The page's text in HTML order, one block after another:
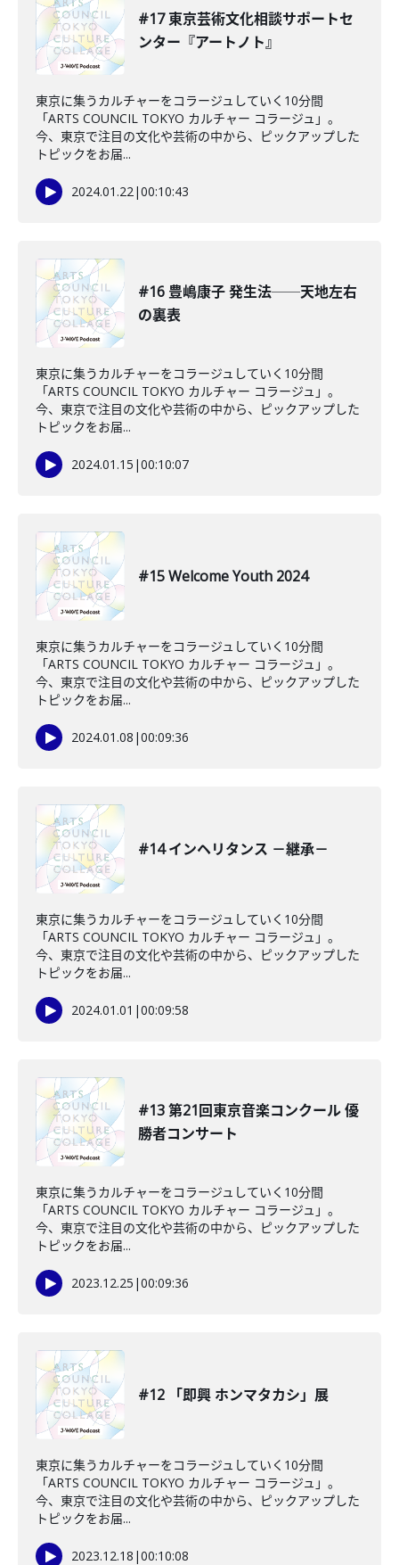
#17 東京芸術文化相談サポートセ
ンター『アートノト』
東京に集うカルチャーをコラージュしていく10分間
「ARTS COUNCIL TOKYO カルチャー コラージュ」。
今、東京で注目の文化や芸術の中から、ピックアップした
トピックをお届...
2024.01.22|00:10:43
#16 豊嶋康子 発生法──天地左右
の裏表
東京に集うカルチャーをコラージュしていく10分間
「ARTS COUNCIL TOKYO カルチャー コラージュ」。
今、東京で注目の文化や芸術の中から、ピックアップした
トピックをお届...
2024.01.15 |00:10:07
#15 Welcome Youth 2024
東京に集うカルチャーをコラージュしていく10分間
「ARTS COUNCIL TOKYO カルチャー コラージュ」。
今、東京で注目の文化や芸術の中から、ピックアップした
トピックをお届...
2024.01.08 |00:09:36
#14 インヘリタンス －継承－
東京に集うカルチャーをコラージュしていく10分間
「ARTS COUNCIL TOKYO カルチャー コラージュ」。
今、東京で注目の文化や芸術の中から、ピックアップした
トピックをお届...
2024.01.01 |00:09:58
#13 第21回東京音楽コンクール 優
勝者コンサート
東京に集うカルチャーをコラージュしていく10分間
「ARTS COUNCIL TOKYO カルチャー コラージュ」。
今、東京で注目の文化や芸術の中から、ピックアップした
トピックをお届...
2023.12.25 |00:09:36
#12 「即興 ホンマタカシ」展
東京に集うカルチャーをコラージュしていく10分間
「ARTS COUNCIL TOKYO カルチャー コラージュ」。
今、東京で注目の文化や芸術の中から、ピックアップした
トピックをお届...
2023.12.18 |00:10:08